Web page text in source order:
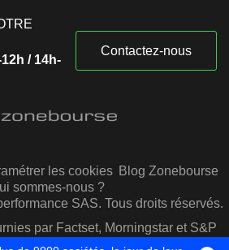
/ 14h-
Contactez-nous
les cookies Blog Zonebourse
sommes-nous ?
SAS. Tous droits réservés.
par Factset, Morningstar et S&P
Capital IQ